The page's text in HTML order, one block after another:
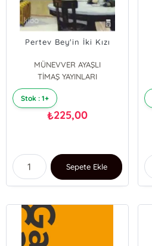
Pertev Bey'in İki Kızı
MÜNEVVER AYAŞLI
TİMAŞ YAYINLARI
Stok : 1+
₺225,00
Sepete Ekle